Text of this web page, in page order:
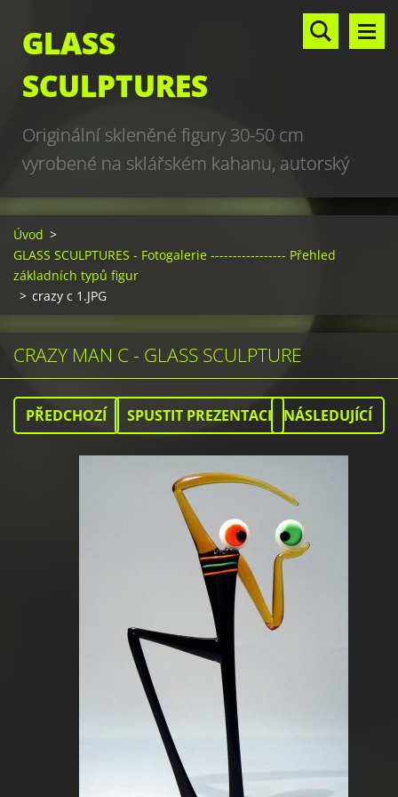
GLASS
SCULPTURES
Originální skleněné figury 30-50 cm
vyrobené na sklářském kahanu, autorský
design, hand made, art glass sculptures,
world unique production
Úvod >
GLASS SCULPTURES - Fotogalerie ----------------- Přehled
základních typů figur
> crazy c 1.JPG
CRAZY MAN C - GLASS SCULPTURE
PŘEDCHOZÍ SPUSTIT PREZENTACI NÁSLEDUJÍCÍ